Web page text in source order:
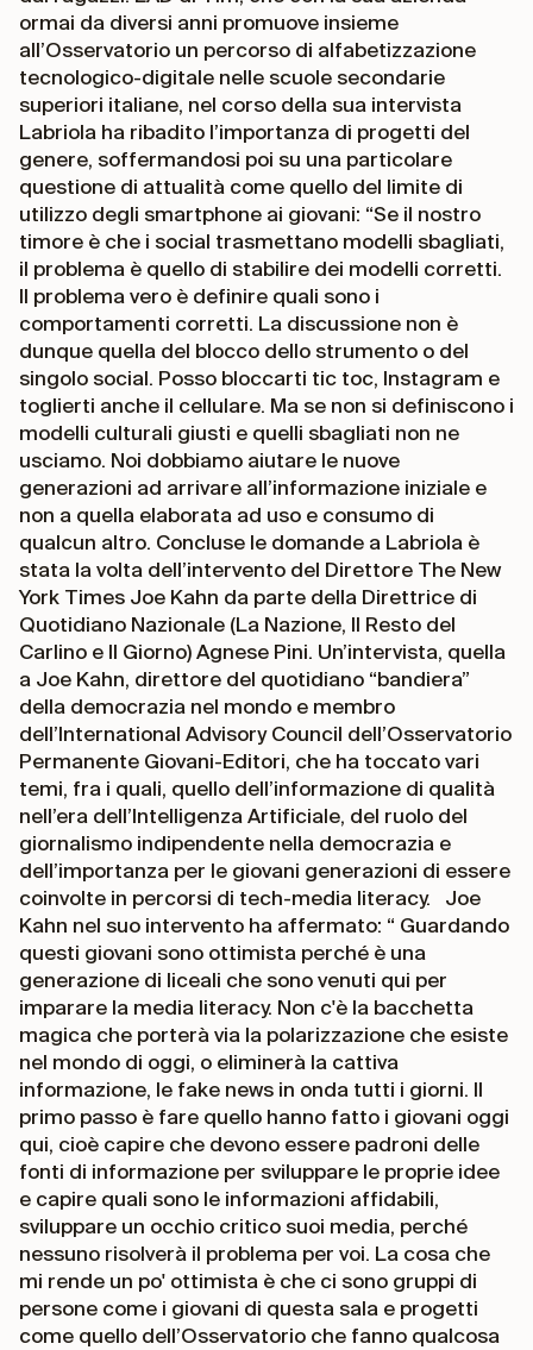
ormai da diversi anni promuove insieme
all’Osservatorio un percorso di alfabetizzazione
tecnologico-digitale nelle scuole secondarie
superiori italiane, nel corso della sua intervista
Labriola ha ribadito l’importanza di progetti del
genere, soffermandosi poi su una particolare
questione di attualità come quello del limite di
utilizzo degli smartphone ai giovani: “Se il nostro
timore è che i social trasmettano modelli sbagliati,
il problema è quello di stabilire dei modelli corretti.
Il problema vero è definire quali sono i
comportamenti corretti. La discussione non è
dunque quella del blocco dello strumento o del
singolo social. Posso bloccarti tic toc, Instagram e
toglierti anche il cellulare. Ma se non si definiscono i
modelli culturali giusti e quelli sbagliati non ne
usciamo. Noi dobbiamo aiutare le nuove
generazioni ad arrivare all’informazione iniziale e
non a quella elaborata ad uso e consumo di
qualcun altro. Concluse le domande a Labriola è
stata la volta dell’intervento del Direttore The New
York Times Joe Kahn da parte della Direttrice di
Quotidiano Nazionale (La Nazione, Il Resto del
Carlino e Il Giorno) Agnese Pini. Un’intervista, quella
a Joe Kahn, direttore del quotidiano “bandiera”
della democrazia nel mondo e membro
dell’International Advisory Council dell’Osservatorio
Permanente Giovani-Editori, che ha toccato vari
temi, fra i quali, quello dell’informazione di qualità
nell’era dell’Intelligenza Artificiale, del ruolo del
giornalismo indipendente nella democrazia e
dell’importanza per le giovani generazioni di essere
coinvolte in percorsi di tech-media literacy. Joe
Kahn nel suo intervento ha affermato: “ Guardando
questi giovani sono ottimista perché è una
generazione di liceali che sono venuti qui per
imparare la media literacy. Non c'è la bacchetta
magica che porterà via la polarizzazione che esiste
nel mondo di oggi, o eliminerà la cattiva
informazione, le fake news in onda tutti i giorni. Il
primo passo è fare quello hanno fatto i giovani oggi
qui, cioè capire che devono essere padroni delle
fonti di informazione per sviluppare le proprie idee
e capire quali sono le informazioni affidabili,
sviluppare un occhio critico suoi media, perché
nessuno risolverà il problema per voi. La cosa che
mi rende un po' ottimista è che ci sono gruppi di
persone come i giovani di questa sala e progetti
come quello dell’Osservatorio che fanno qualcosa